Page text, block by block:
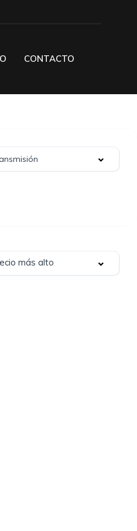
CONTACTO
más alto